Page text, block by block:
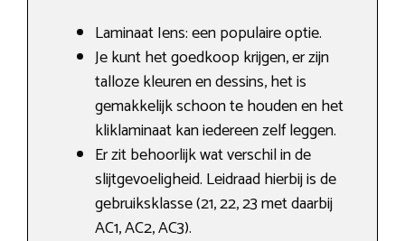
Laminaat Iens: een populaire optie.
Je kunt het goedkoop krijgen, er zijn
talloze kleuren en dessins, het is
gemakkelijk schoon te houden en het
kliklaminaat kan iedereen zelf leggen.
Er zit behoorlijk wat verschil in de
slijtgevoeligheid. Leidraad hierbij is de
gebruiksklasse (21, 22, 23 met daarbij
AC1, AC2, AC3).